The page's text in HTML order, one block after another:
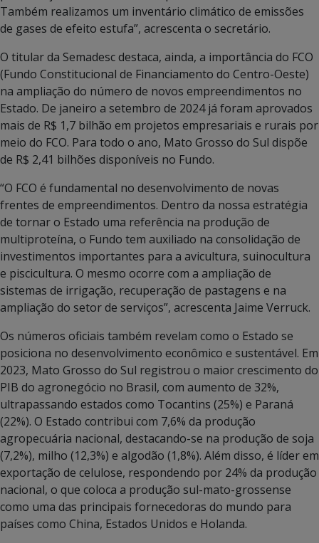
Também realizamos um inventário climático de emissões
de gases de efeito estufa”, acrescenta o secretário.
O titular da Semadesc destaca, ainda, a importância do FCO
(Fundo Constitucional de Financiamento do Centro-Oeste)
na ampliação do número de novos empreendimentos no
Estado. De janeiro a setembro de 2024 já foram aprovados
mais de R$ 1,7 bilhão em projetos empresariais e rurais por
meio do FCO. Para todo o ano, Mato Grosso do Sul dispõe
de R$ 2,41 bilhões disponíveis no Fundo.
“O FCO é fundamental no desenvolvimento de novas
frentes de empreendimentos. Dentro da nossa estratégia
de tornar o Estado uma referência na produção de
multiproteína, o Fundo tem auxiliado na consolidação de
investimentos importantes para a avicultura, suinocultura
e piscicultura. O mesmo ocorre com a ampliação de
sistemas de irrigação, recuperação de pastagens e na
ampliação do setor de serviços”, acrescenta Jaime Verruck.
Os números oficiais também revelam como o Estado se
posiciona no desenvolvimento econômico e sustentável. Em
2023, Mato Grosso do Sul registrou o maior crescimento do
PIB do agronegócio no Brasil, com aumento de 32%,
ultrapassando estados como Tocantins (25%) e Paraná
(22%). O Estado contribui com 7,6% da produção
agropecuária nacional, destacando-se na produção de soja
(7,2%), milho (12,3%) e algodão (1,8%). Além disso, é líder em
exportação de celulose, respondendo por 24% da produção
nacional, o que coloca a produção sul-mato-grossense
como uma das principais fornecedoras do mundo para
países como China, Estados Unidos e Holanda.